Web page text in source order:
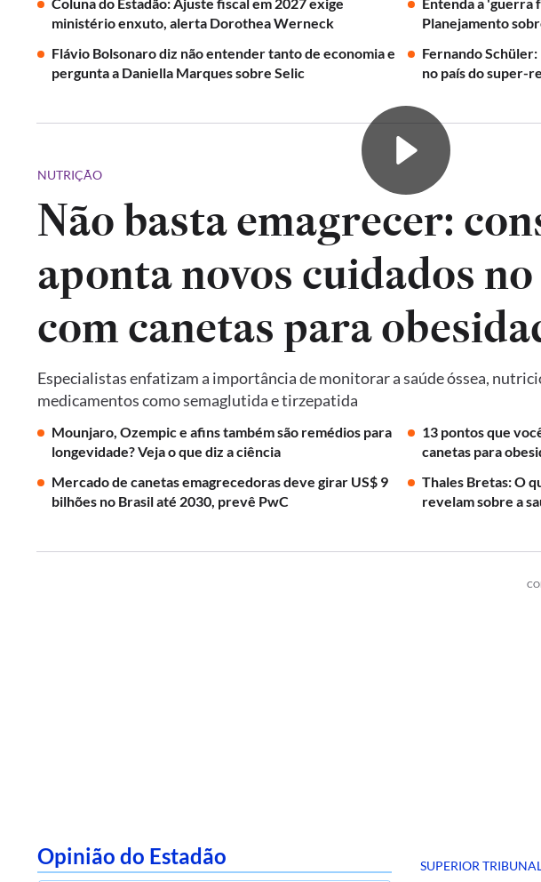
ministério enxuto, alerta Dorothea Werneck
Planejamento
Flávio Bolsonaro diz não entender tanto de economia e
pergunta a Daniella Marques sobre Selic
Fernando
no país do super-
NUTRIÇÃO
Não basta emagrecer:
aponta novos cuidados
com canetas para
Especialistas enfatizam a importância de monitorar a saúde óssea,
medicamentos como semaglutida e tirzepatida
Mounjaro, Ozempic e afins também são remédios para
longevidade? Veja o que diz a ciência
13 pontos que
canetas para
Mercado de canetas emagrecedoras deve girar US$ 9
bilhões no Brasil até 2030, prevê PwC
Thales Bretas: O
revelam sobre a
Opinião do Estadão SUPERIOR